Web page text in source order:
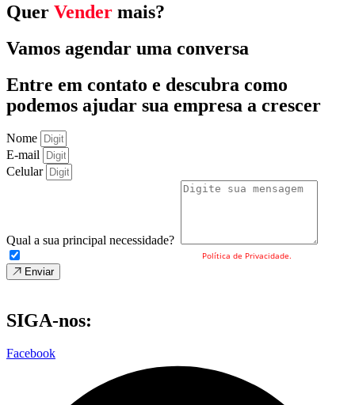
Quer Vender mais?
Vamos agendar uma conversa
Entre em contato e descubra como
podemos ajudar sua empresa a crescer
Nome
E-mail
Celular
Qual a sua principal necessidade?
Política de Privacidade.
Enviar
SIGA-nos:
Facebook